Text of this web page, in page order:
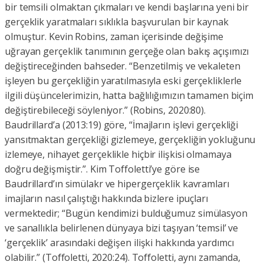
bir temsili olmaktan çıkmaları ve kendi başlarına yeni bir
gerçeklik yaratmaları sıklıkla başvurulan bir kaynak
olmuştur. Kevin Robins, zaman içerisinde değişime
uğrayan gerçeklik tanımının gerçeğe olan bakış açışımızı
değiştireceğinden bahseder. “Benzetilmiş ve vekaleten
işleyen bu gerçekliğin yaratılmasıyla eski gerçekliklerle
ilgili düşüncelerimizin, hatta bağlılığımızın tamamen biçim
değiştirebileceği söyleniyor.” (Robins, 2020:80).
Baudrillard’a (2013:19) göre, “İmajların işlevi gerçekliği
yansıtmaktan gerçekliği gizlemeye, gerçekliğin yokluğunu
izlemeye, nihayet gerçeklikle hiçbir ilişkisi olmamaya
doğru değişmiştir.”. Kim Toffoletti’ye göre ise
Baudrillard’ın simülakr ve hipergerçeklik kavramları
imajların nasıl çalıştığı hakkında bizlere ipuçları
vermektedir; “Bugün kendimizi bulduğumuz simülasyon
ve sanallıkla belirlenen dünyaya bizi taşıyan ‘temsil’ ve
‘gerçeklik’ arasındaki değişen ilişki hakkında yardımcı
olabilir.” (Toffoletti, 2020:24). Toffoletti, aynı zamanda,